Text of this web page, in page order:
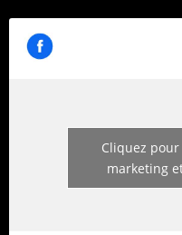
Cliquez
marketing